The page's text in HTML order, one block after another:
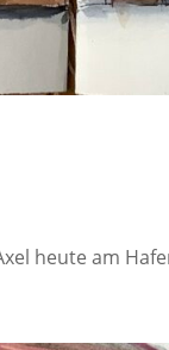
heute am